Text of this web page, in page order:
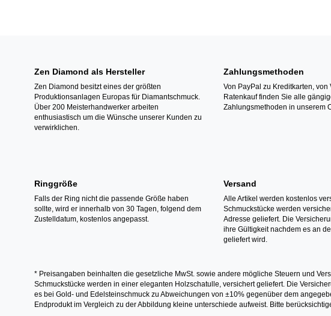
Zen Diamond als Hersteller
Zen Diamond besitzt eines der größten
Produktionsanlagen Europas für Diamantschmuck.
Über 200 Meisterhandwerker arbeiten
enthusiastisch um die Wünsche unserer Kunden zu
verwirklichen.
Zahlungsmethoden
Von PayPal zu Kreditkarten, von
Ratenkauf finden Sie alle
Zahlungsmethoden in unserem
Ringgröße
Falls der Ring nicht die passende Größe haben
sollte, wird er innerhalb von 30 Tagen, folgend dem
Zustelldatum, kostenlos angepasst.
Versand
Alle Artikel werden kostenlos
Schmuckstücke werden
Adresse geliefert. Die
ihre Gültigkeit nachdem es an
geliefert wird.
* Preisangaben beinhalten die gesetzliche MwSt. sowie andere mögliche Steuern und
Schmuckstücke werden in einer eleganten Holzschatulle, versichert geliefert. Die
es bei Gold- und Edelsteinschmuck zu Abweichungen von ±10% gegenüber dem
Endprodukt im Vergleich zu der Abbildung kleine unterschiede aufweist. Bitte